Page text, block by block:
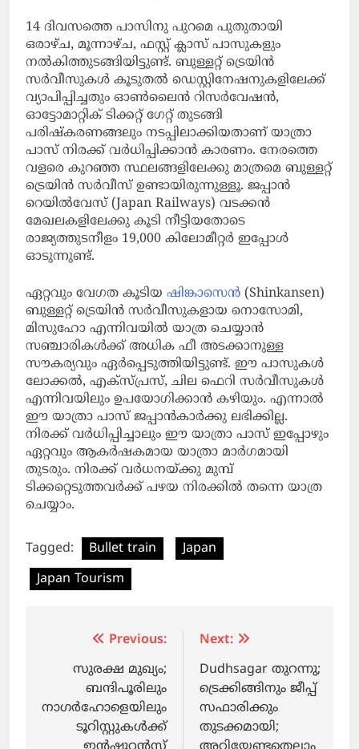
14 ദിവസത്തെ പാസിനു പുറമെ പുതുതായി
ഒരാഴ്ച, മൂന്നാഴ്ച, ഫസ്റ്റ് ക്ലാസ് പാസുകളും
നല്‍കിത്തുടങ്ങിയിട്ടുണ്ട്. ബുള്ളറ്റ് ട്രെയിന്‍
സര്‍വീസുകള്‍ കൂടുതല്‍ ഡെസ്റ്റിനേഷനുകളിലേക്ക്
വ്യാപിപ്പിച്ചതും ഓണ്‍ലൈന്‍ റിസര്‍വേഷന്‍,
ഓട്ടോമാറ്റിക് ടിക്കറ്റ് ഗേറ്റ് തുടങ്ങി
പരിഷ്‌കരണങ്ങലും നടപ്പിലാക്കിയതാണ് യാത്രാ
പാസ് നിരക്ക് വര്‍ധിപ്പിക്കാന്‍ കാരണം. നേരത്തെ
വളരെ കുറഞ്ഞ സ്ഥലങ്ങളിലേക്കു മാത്രമെ ബുള്ളറ്റ്
ട്രെയിന്‍ സര്‍വീസ് ഉണ്ടായിരുന്നുള്ളൂ. ജപ്പാന്‍
റെയില്‍വേസ് (Japan Railways) വടക്കന്‍
മേഖലകളിലേക്കു കൂടി നീട്ടിയതോടെ
രാജ്യത്തുടനീളം 19,000 കിലോമീറ്റര്‍ ഇപ്പോള്‍
ഓടുന്നുണ്ട്.
ഏറ്റവും വേഗത കൂടിയ ഷിങ്കാസെന്‍ (Shinkansen)
ബുള്ളറ്റ് ട്രെയിന്‍ സര്‍വീസുകളായ നൊസോമി,
മിസുഹോ എന്നിവയില്‍ യാത്ര ചെയ്യാന്‍
സഞ്ചാരികള്‍ക്ക് അധിക ഫീ അടക്കാനുള്ള
സൗകര്യവും ഏര്‍പ്പെടുത്തിയിട്ടുണ്ട്. ഈ പാസുകള്‍
ലോക്കല്‍, എക്‌സ്പ്രസ്, ചില ഫെറി സര്‍വീസുകള്‍
എന്നിവയിലും ഉപയോഗിക്കാന്‍ കഴിയും. എന്നാല്‍
ഈ യാത്രാ പാസ് ജപ്പാന്‍കാര്‍ക്കു ലഭിക്കില്ല.
നിരക്ക് വര്‍ധിപ്പിച്ചാലും ഈ യാത്രാ പാസ് ഇപ്പോഴും
ഏറ്റവും ആകര്‍ഷകമായ യാത്രാ മാര്‍ഗമായി
തുടരും. നിരക്ക് വര്‍ധനയ്ക്കു മുമ്പ്
ടിക്കറ്റെടുത്തവര്‍ക്ക് പഴയ നിരക്കില്‍ തന്നെ യാത്ര
ചെയ്യാം.
Tagged: Bullet train
Japan
Japan Tourism
navigation
Previous:
സുരക്ഷ മുഖ്യം;
ബന്ദിപൂരിലും
നാഗര്‍ഹോളെയിലും
ടൂറിസ്റ്റുകള്‍ക്ക്
Next:
Dudhsagar തുറന്നു;
ട്രെക്കിങ്ങിനും ജീപ്പ്
സഫാരിക്കും
തുടക്കമായി;